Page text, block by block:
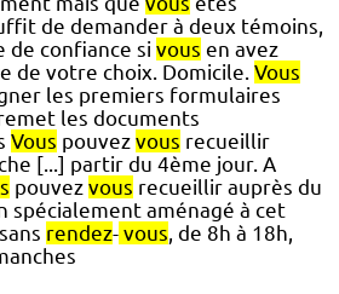
de demander à deux témoins,
confiance si vous en avez
de votre choix. Domicile. Vous
les premiers formulaires
les documents
Vous pouvez vous recueillir
[...] partir du 4ème jour. A
pouvez vous recueillir auprès du
spécialement aménagé à cet
rendez- vous , de 8h à 18h,